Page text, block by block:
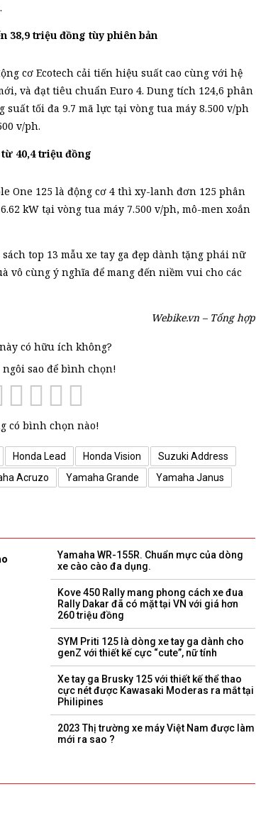
38,9 triệu đồng tùy phiên bản
cơ Ecotech cải tiến hiệu suất cao cùng với hệ
và đạt tiêu chuẩn Euro 4. Dung tích 124,6 phân
tối đa 9.7 mã lực tại vòng tua máy 8.500 v/ph
v/ph.
từ 40,4 triệu đồng
One 125 là động cơ 4 thì xy-lanh đơn 125 phân
kW tại vòng tua máy 7.500 v/ph, mô-men xoắn
top 13 mẫu xe tay ga đẹp dành tặng phái nữ
vô cùng ý nghĩa để mang đến niềm vui cho các
Webike.vn – Tổng hợp
có hữu ích không?
ngôi sao để bình chọn!
có bình chọn nào!
Honda Lead Honda Vision
Suzuki Address
Acruzo Yamaha Grande
Yamaha Janus
Yamaha WR-155R. Chuẩn mực của dòng
xe cào cào đa dụng.
Kove 450 Rally mang phong cách xe đua
Rally Dakar đã có mặt tại VN với giá hơn
260 triệu đồng
SYM Priti 125 là dòng xe tay ga dành cho
genZ với thiết kế cực “cute”, nữ tính
Xe tay ga Brusky 125 với thiết kế thể thao
cực nét được Kawasaki Moderas ra mắt tại
Philipines
2023 Thị trường xe máy Việt Nam được làm
mới ra sao ?